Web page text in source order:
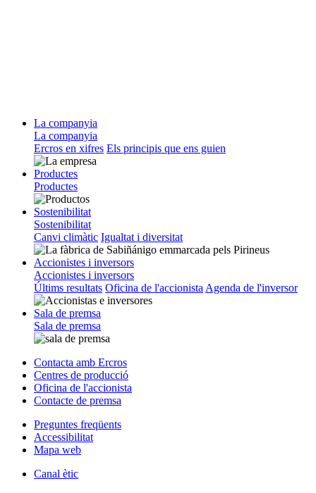
La companyia
La companyia
Ercros en xifres Els principis que ens guien
Productes
Productes
Sostenibilitat
Sostenibilitat
Canvi climàtic Igualtat i diversitat
Accionistes i inversors
Accionistes i inversors
Últims resultats Oficina de l'accionista Agenda de l'inversor
Sala de premsa
Sala de premsa
Contacta amb Ercros
Centres de producció
Oficina de l'accionista
Contacte de premsa
Preguntes freqüents
Accessibilitat
Mapa web
Canal ètic